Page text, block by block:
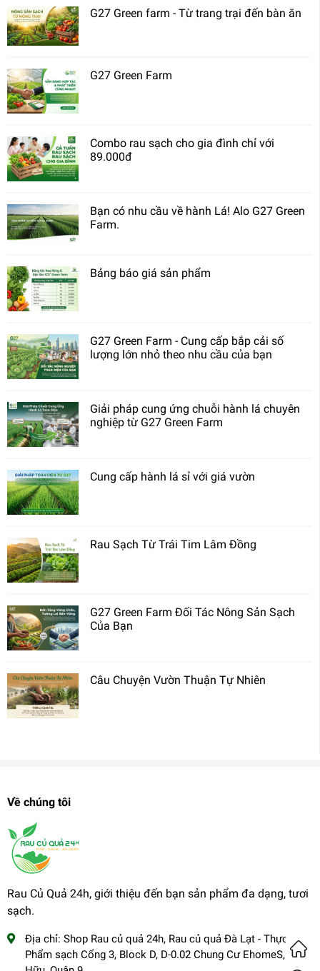
G27 Green farm - Từ trang trại đến bàn ăn
G27 Green Farm
Combo rau sạch cho gia đình chỉ với
89.000đ
Bạn có nhu cầu về hành Lá! Alo G27 Green
Farm.
Bảng báo giá sản phẩm
G27 Green Farm - Cung cấp bắp cải số
lượng lớn nhỏ theo nhu cầu của bạn
Giải pháp cung ứng chuỗi hành lá chuyên
nghiệp từ G27 Green Farm
Cung cấp hành lá sỉ với giá vườn
Rau Sạch Từ Trái Tim Lâm Đồng
G27 Green Farm Đối Tác Nông Sản Sạch
Của Bạn
Câu Chuyện Vườn Thuận Tự Nhiên
Về chúng tôi
Rau Củ Quả 24h, giới thiệu đến bạn sản phẩm đa dạng, tươi
sạch.
Địa chỉ: Shop Rau củ quả 24h, Rau củ quả Đà Lạt - Thực
Phẩm sạch Cổng 3, Block D, D-0.02 Chung Cư EhomeS, Phú